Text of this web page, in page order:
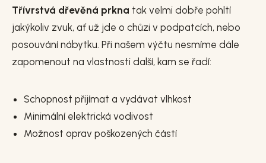
Třívrstvá dřevěná prkna tak velmi dobře pohltí
jakýkoliv zvuk, ať už jde o chůzi v podpatcích, nebo
posouvání nábytku. Při našem výčtu nesmíme dále
zapomenout na vlastnosti další, kam se řadí:
Schopnost přijímat a vydávat vlhkost
Minimální elektrická vodivost
Možnost oprav poškozených částí